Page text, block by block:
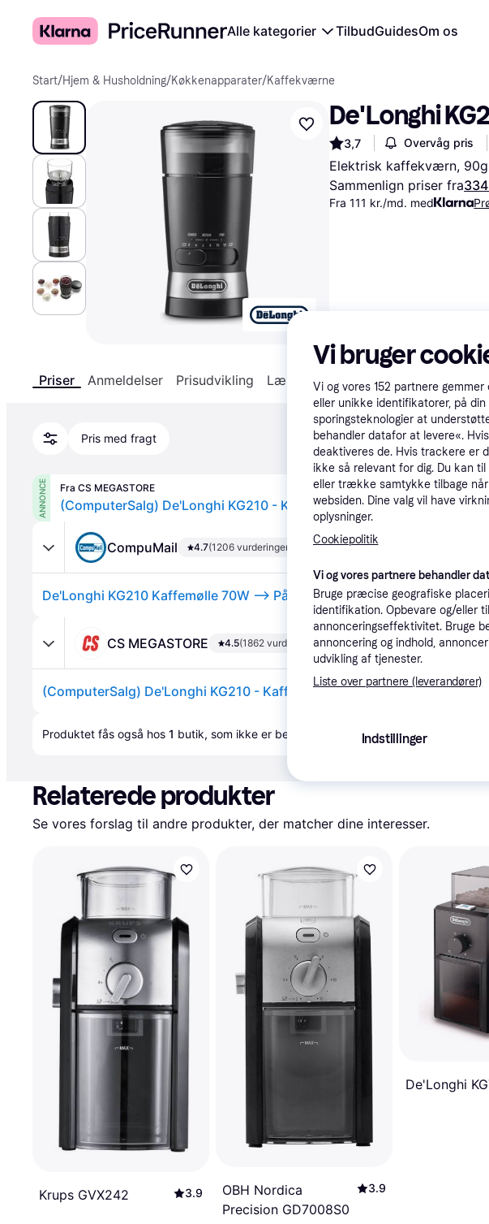
Alle kategorier TilbudGuidesOm os
Start/Hjem & Husholdning/Køkkenapparater/Kaffekværne
De'Longhi
3,7 Overvåg pris
Elektrisk kaffekværn,
Sammenlign priser fra
Fra 111 kr./md. med
Priser Anmeldelser Prisudvikling Læs om produktet Specifikationer
Pris med fragt
ANNONCE Fra CS MEGASTORE
(ComputerSalg) De'Longhi KG210 - Kaffemølle - 70 W
CompuMail 4.7(1206 vurderinger)
De'Longhi KG210 Kaffemølle 70W --> På fjernlager, levevering hos dig 15-08-2026
CS MEGASTORE 4.5(1862 vurderinger)
(ComputerSalg) De'Longhi KG210 - Kaffemølle - 70 W
Produktet fås også hos 1 butik, som ikke er betalende kunde i denne kategori.
Relaterede produkter
Se vores forslag til andre produkter, der matcher dine interesser.
Krups GVX242 3.9
OBH Nordica
Precision GD7008S0
3.9
De'Longhi
Vi bruger
Vi og vores 152 partnere gemmer
eller unikke identifikatorer, på
sporingsteknologier at
behandler datafor at levere«.
deaktiveres de. Hvis trackere er
ikke så relevant for dig. Du kan
eller trække samtykke tilbage
websiden. Dine valg vil have
oplysninger.
Cookiepolitik
Vi og vores partnere behandler
Bruge præcise geografiske
identifikation. Opbevare og/eller
annonceringseffektivitet. Bruge
annoncering og indhold,
udvikling af tjenester.
Liste over partnere (leverandører)
Indstillinger